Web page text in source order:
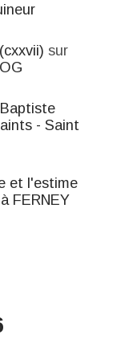
sur
- Saint
et l'estime
FERNEY